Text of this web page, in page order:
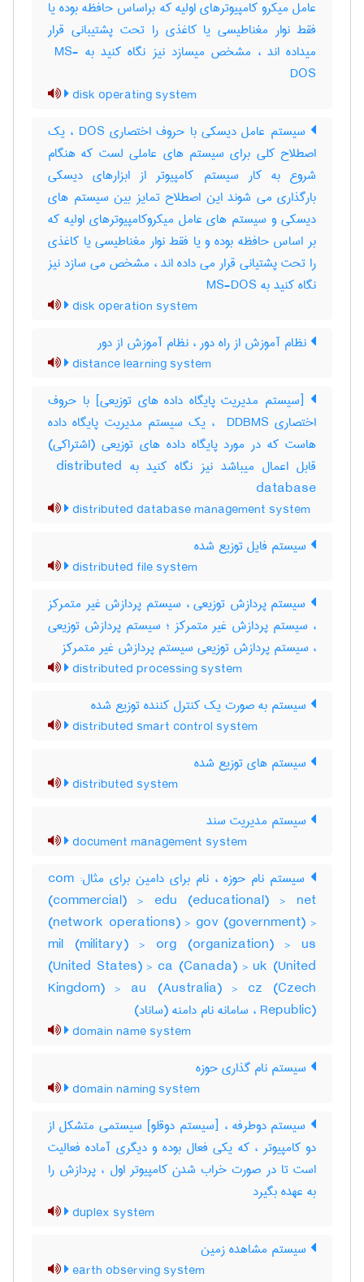
عامل میکرو کامپیوترهای اولیه که براساس حافظه بوده یا
فقط نوار مغناطیسی یا کاغذی را تحت پشتیبانی قرار
میداده اند ، مشخص میسازد نیز نگاه کنید به ‎ MS-
DOS
disk operating system
سیستم عامل دیسکی با حروف اختصاری DOS ، یک
اصطلاح کلی برای سیستم های عاملی لست که هنگام
شروع به کار سیستم کامپیوتر از ابزارهای دیسکی
بارگذاری می شوند این اصطلاح تمایز بین سیستم های
دیسکی و سیستم های عامل میکروکامپیوترهای اولیه که
بر اساس حافظه بوده و یا فقط نوار مغناطیسی یا کاغذی
را تحت پشتیانی قرار می داده اند ، مشخص می سازد نیز
نگاه کنید به MS-DOS
disk operation system
نظام آموزش از راه دور ، نظام آموزش از دور
distance learning system
[سیستم مدیریت پایگاه داده های توزیعی] با حروف
اختصاری ‎ DDBMS ، یک سیستم مدیریت پایگاه داده
هاست که در مورد پایگاه داده های توزیعی (اشتراکی)
قابل اعمال میباشد نیز نگاه کنید به ‎ distributed
database
distributed database management system
سیستم فایل توزیع شده
distributed file system
سیستم پردازش توزیعی ، سیستم پردازش غیر متمرکز
، سیستم پردازش غیر متمرکز ؛ سیستم پردازش توزیعی
، سیستم پردازش توزیعی سیستم پردازش غیر متمرکز
distributed processing system
سیستم به صورت یک کنترل کننده توزیع شده
distributed smart control system
سیستم های توزیع شده
distributed system
سیستم مدیریت سند
document management system
سیستم نام حوزه ، نام برای دامین برای مثال: com
(commercial) > edu (educational) > net
(network operations) > gov (government) >
mil (military) > org (organization) > us
(United States) > ca (Canada) > uk (United
Kingdom) > au (Australia) > cz (Czech
Republic) ، سامانه نام دامنه (ساناد)
domain name system
سیستم نام گذاری حوزه
domain naming system
سیستم دوطرفه ، [سیستم دوقلو] سیستمی متشکل از
دو کامپیوتر ، که یکی فعال بوده و دیگری آماده فعالیت
است تا در صورت خراب شدن کامپیوتر اول ، پردازش را
به عهده بگیرد
duplex system
سیستم مشاهده زمین
earth observing system